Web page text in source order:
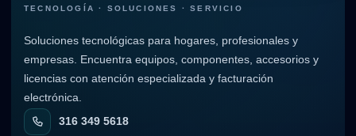
TECNOLOGÍA · SOLUCIONES · SERVICIO
Soluciones tecnológicas para hogares, profesionales y
empresas. Encuentra equipos, componentes, accesorios y
licencias con atención especializada y facturación
electrónica.
316 349 5618